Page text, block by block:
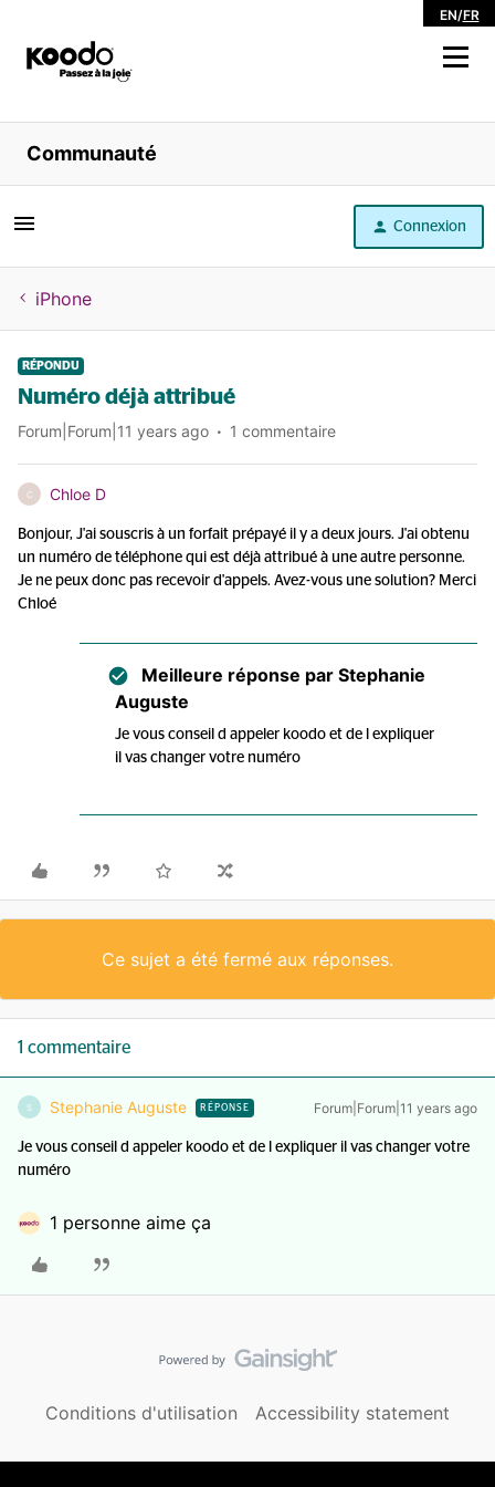
EN/FR
Magasiner
Libre service
Aide
Communauté
Connexion
iPhone
RÉPONDU
Numéro déjà attribué
Forum|Forum|11 years ago 1 commentaire
C Chloe D
Bonjour, J'ai souscris à un forfait prépayé il y a deux jours. J'ai obtenu
un numéro de téléphone qui est déjà attribué à une autre personne.
Je ne peux donc pas recevoir d'appels. Avez-vous une solution? Merci
Chloé
Meilleure réponse par Stephanie
Auguste
Je vous conseil d appeler koodo et de l expliquer
il vas changer votre numéro
Ce sujet a été fermé aux réponses.
1 commentaire
S Stephanie Auguste RÉPONSE Forum|Forum|11 years ago
Je vous conseil d appeler koodo et de l expliquer il vas changer votre
numéro
1 personne aime ça
Conditions d'utilisation Accessibility statement